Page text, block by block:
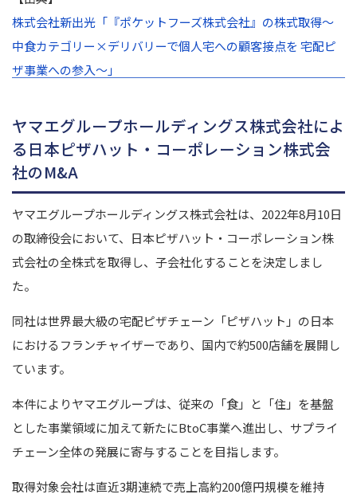
株式会社新出光「『ポケットフーズ株式会社』の株式取得～
中食カテゴリー×デリバリーで個人宅への顧客接点を 宅配ピ
ザ事業への参入～」
ヤマエグループホールディングス株式会社によ
る日本ピザハット・コーポレーション株式会
社のM&A
ヤマエグループホールディングス株式会社は、2022年8月10日
の取締役会において、日本ピザハット・コーポレーション株
式会社の全株式を取得し、子会社化することを決定しまし
た。
同社は世界最大級の宅配ピザチェーン「ピザハット」の日本
におけるフランチャイザーであり、国内で約500店舗を展開し
ています。
本件によりヤマエグループは、従来の「食」と「住」を基盤
とした事業領域に加えて新たにBtoC事業へ進出し、サプライ
チェーン全体の発展に寄与することを目指します。
取得対象会社は直近3期連続で売上高約200億円規模を維持